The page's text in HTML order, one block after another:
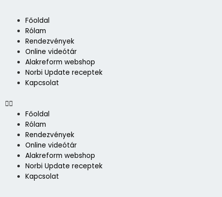
content
Főoldal
Rólam
Rendezvények
Online videótár
Alakreform webshop
Norbi Update receptek
Kapcsolat
Menü
Főoldal
Rólam
Rendezvények
Online videótár
Alakreform webshop
Norbi Update receptek
Kapcsolat